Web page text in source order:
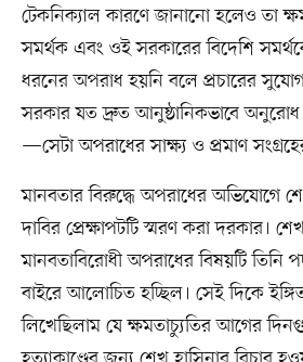
টেকনিক্যাল কারণে জানানো হলেও তা
সমর্থক এবং ওই সরকারের বিদেশি
ধরনের অপরাধ হয়নি বলে প্রচারের
সরকার যত দ্রুত আনুষ্ঠানিকভাবে
—সেটা অপরাধের সাক্ষ্য ও প্রমাণ
মানবতার বিরুদ্ধে অপরাধের অভিযোগে
দাবির প্রেক্ষাপটটি স্মরণ করা দরকার।
মানবতাবিরোধী অপরাধের বিষয়টি
বাইরে আলোচিত হচ্ছিল। সেই দিকে
লিখেছিলাম যে ক্ষমতাচ্যুতির আগের